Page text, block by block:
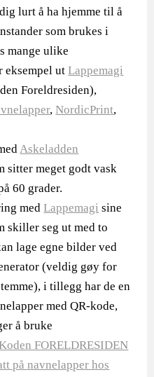
lurt å ha hjemme til å
som brukes i
mange ulike
eksempel utLappemagi
Foreldresiden),
,NordicPrint,
Askeladden
sitter meget godt vask
60 grader.
medLappemagi sine
skiller seg ut med to
lage egne bilder ved
(veldig gøy for
i tillegg har de en
med QR-kode,
å bruke
FORELDRESIDEN
på navnelapper hos